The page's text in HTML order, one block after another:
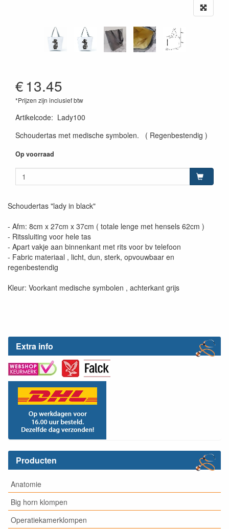
Extra info
Producten
Anatomie
Big horn klompen
Operatiekamerklompen
€13.45
*Prijzen zijn inclusief btw
Artikelcode: Lady100
Schoudertas met medische symbolen. ( Regenbestendig )
Op voorraad
Schoudertas "lady in black"
- Afm: 8cm x 27cm x 37cm ( totale lenge met hensels 62cm )
- Ritssluiting voor hele tas
- Apart vakje aan binnenkant met rits voor bv telefoon
- Fabric materiaal , licht, dun, sterk, opvouwbaar en
regenbestendig
Kleur: Voorkant medische symbolen , achterkant grijs